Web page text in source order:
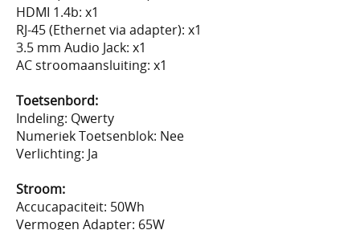
HDMI 1.4b: x1
RJ-45 (Ethernet via adapter): x1
3.5 mm Audio Jack: x1
AC stroomaansluiting: x1
Toetsenbord:
Indeling: Qwerty
Numeriek Toetsenblok: Nee
Verlichting: Ja
Stroom:
Accucapaciteit: 50Wh
Vermogen Adapter: 65W